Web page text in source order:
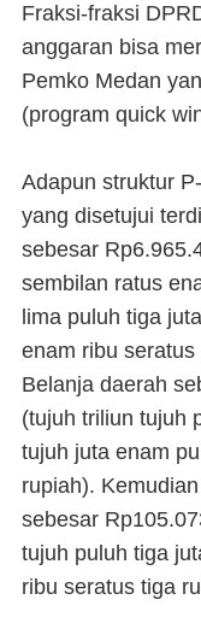
Fraksi-fraksi
anggaran bisa
Pemko Medan
(program quick
Adapun struktur
yang disetujui
sebesar
sembilan ratus
lima puluh tiga
enam ribu
Belanja daerah
(tujuh triliun tujuh
tujuh juta enam
rupiah).
sebesar
tujuh puluh tiga
ribu seratus tiga